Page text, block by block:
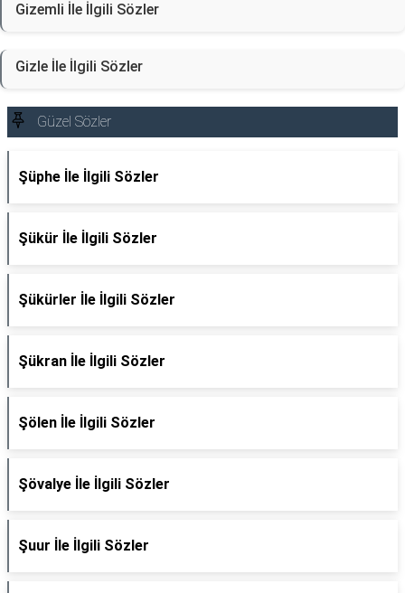
Gizemli İle İlgili Sözler
Gizle İle İlgili Sözler
Güzel Sözler
Şüphe İle İlgili Sözler
Şükür İle İlgili Sözler
Şükürler İle İlgili Sözler
Şükran İle İlgili Sözler
Şölen İle İlgili Sözler
Şövalye İle İlgili Sözler
Şuur İle İlgili Sözler